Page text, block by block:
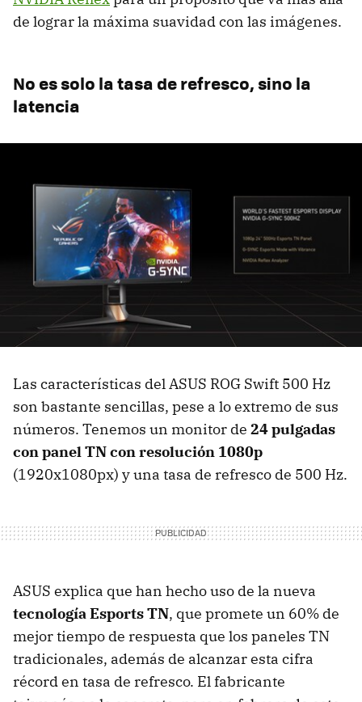
de lograr la máxima suavidad con las imágenes.
No es solo la tasa de refresco, sino la
latencia
Las características del ASUS ROG Swift 500 Hz
son bastante sencillas, pese a lo extremo de sus
números. Tenemos un monitor de 24 pulgadas
con panel TN con resolución 1080p
(1920x1080px) y una tasa de refresco de 500 Hz.
ASUS explica que han hecho uso de la nueva
tecnología Esports TN, que promete un 60% de
mejor tiempo de respuesta que los paneles TN
tradicionales, además de alcanzar esta cifra
récord en tasa de refresco. El fabricante